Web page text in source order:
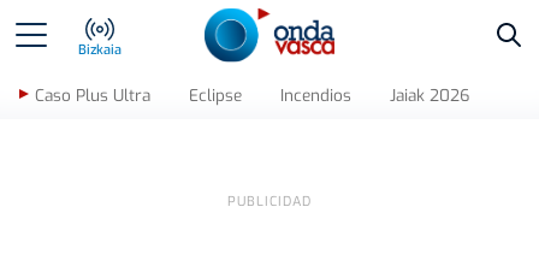
Bizkaia
Caso Plus Ultra Eclipse Incendios Jaiak 2026